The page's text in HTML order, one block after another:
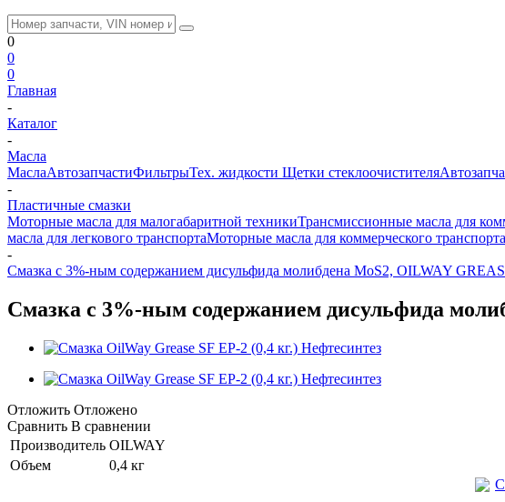
0
0
0
Главная
-
Каталог
-
Масла
МаслаАвтозапчастиФильтрыТех. жидкости Щетки стеклоочистителя
-
Пластичные смазки
Моторные масла для малогабаритной техникиТрансмиссионные масла для
масла для легкового транспортаМоторные масла для коммерческого транспорта
-
Смазка с 3%-ным содержанием дисульфида молибдена MoS2, OILWAY
Смазка с 3%-ным содержанием дисульфида
Отложить Отложено
Сравнить В сравнении
Производитель OILWAY
Объем
0,4 кг